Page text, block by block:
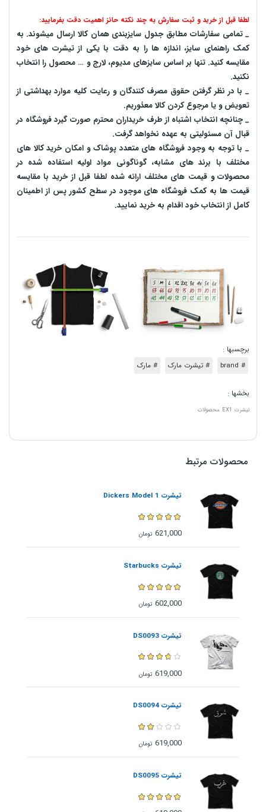
لطفا قبل از خرید و ثبت سفارش به چند نکته حائز اهمیت دقت بفرمایید:
_ تمامی سفارشات مطابق جدول سایزبندی همان کالا ارسال میشوند. به
کمک راهنمای سایز، اندازه ها را به دقت با یکی از تیشرت های خود
مقایسه کنید. تنها بر اساس سایزهای مدیوم، لارج و … محصول را انتخاب
نکنید.
_ با در نظر گرفتن حقوق مصرف کنندگان و رعایت کلیه موارد بهداشتی از
تعویض و یا مرجوع کردن کالا معذوریم.
_ چنانچه انتخاب اشتباه از طرف خریداران محترم صورت گیرد فروشگاه در
قبال آن مسئولیتی به عهده نخواهد گرفت.
_ با توجه به‌ وجود فروشگاه های متعدد‌ پوشاک و امکان خرید کالا های
مختلف با برند های مشابه، گوناگونی مواد اولیه استفاده شده در
محصولات و قیمت های مختلف ارائه شده لطفا قبل از خرید با مقایسه
قیمت ها به کمک فروشگاه های موجود در سطح کشور پس از اطمینان
کامل از انتخاب خود اقدام به خرید نمایید.
برچسبها :
# brand
# تیشرت مارک # مارک
بخشها :
تیشرت EX1 محصولات
محصولات مرتبط
تیشرت Dickers Model 1
621,000 تومان
تیشرت Starbucks
602,000 تومان
تیشرت DS0093
619,000 تومان
تیشرت DS0094
619,000 تومان
تیشرت DS0095